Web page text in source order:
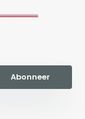
Abonneer